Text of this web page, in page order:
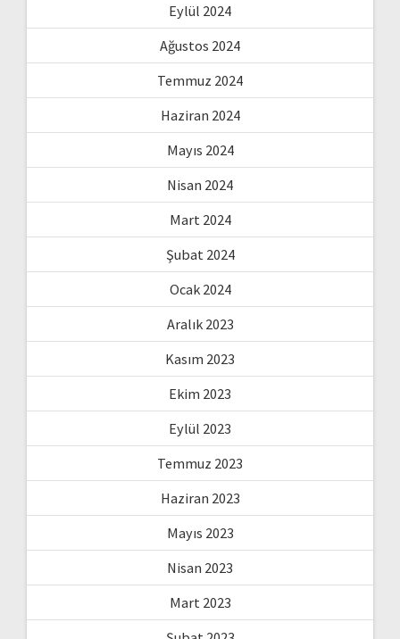
Eylül 2024
Ağustos 2024
Temmuz 2024
Haziran 2024
Mayıs 2024
Nisan 2024
Mart 2024
Şubat 2024
Ocak 2024
Aralık 2023
Kasım 2023
Ekim 2023
Eylül 2023
Temmuz 2023
Haziran 2023
Mayıs 2023
Nisan 2023
Mart 2023